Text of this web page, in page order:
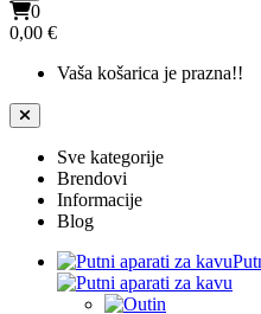
0
0,00 €
Vaša košarica je prazna!!
Sve kategorije
Brendovi
Informacije
Blog